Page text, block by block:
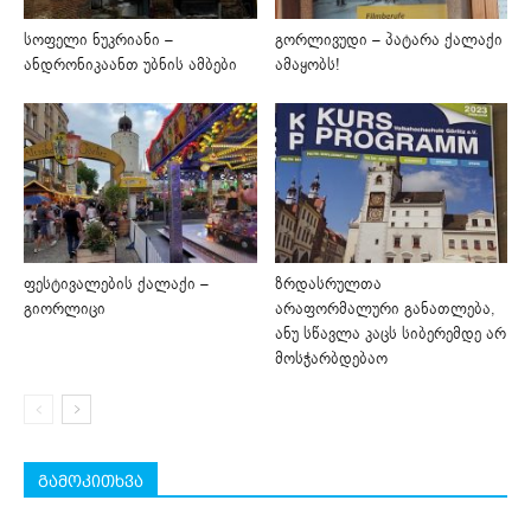
სოფელი ნუკრიანი –
ანდრონიკაანთ უბნის ამბები
გორლივუდი – პატარა ქალაქი
ამაყობს!
ფესტივალების ქალაქი –
გიორლიცი
ზრდასრულთა
არაფორმალური განათლება,
ანუ სწავლა კაცს სიბერემდე არ
მოსჭარბდებაო
გამოკითხვა